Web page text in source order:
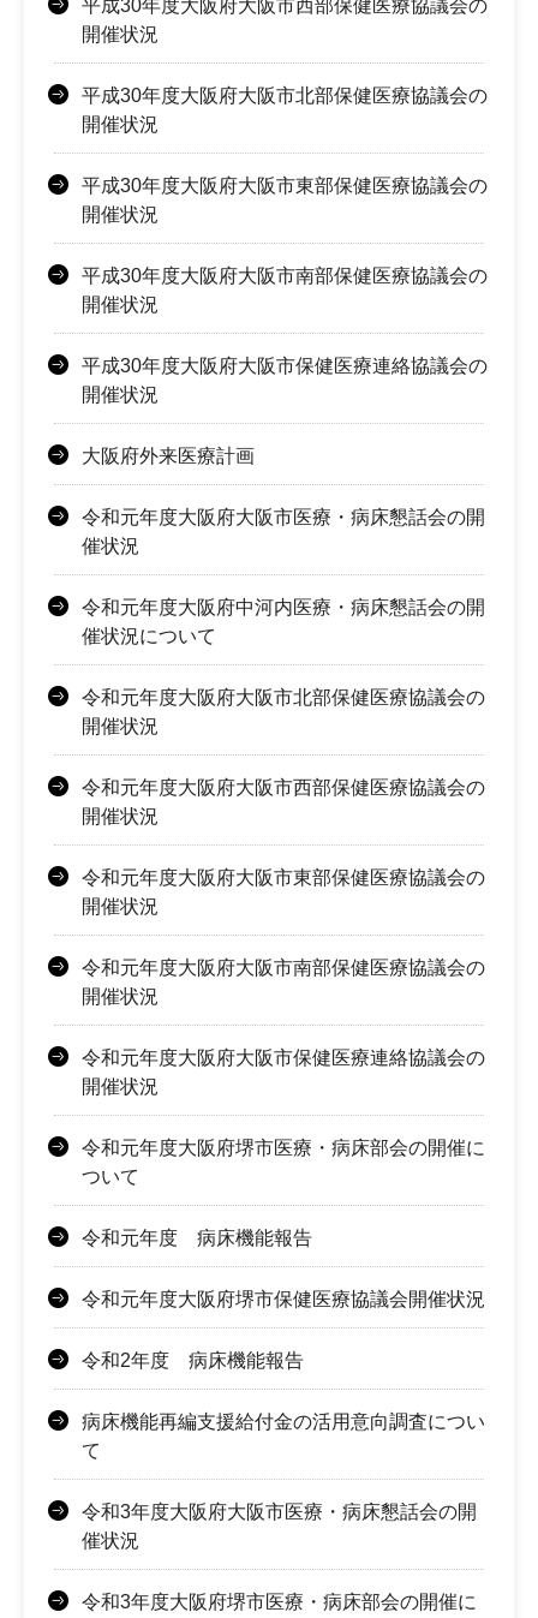
平成30年度大阪府大阪市西部保健医療協議会の
開催状況
平成30年度大阪府大阪市北部保健医療協議会の
開催状況
平成30年度大阪府大阪市東部保健医療協議会の
開催状況
平成30年度大阪府大阪市南部保健医療協議会の
開催状況
平成30年度大阪府大阪市保健医療連絡協議会の
開催状況
大阪府外来医療計画
令和元年度大阪府大阪市医療・病床懇話会の開
催状況
令和元年度大阪府中河内医療・病床懇話会の開
催状況について
令和元年度大阪府大阪市北部保健医療協議会の
開催状況
令和元年度大阪府大阪市西部保健医療協議会の
開催状況
令和元年度大阪府大阪市東部保健医療協議会の
開催状況
令和元年度大阪府大阪市南部保健医療協議会の
開催状況
令和元年度大阪府大阪市保健医療連絡協議会の
開催状況
令和元年度大阪府堺市医療・病床部会の開催に
ついて
令和元年度 病床機能報告
令和元年度大阪府堺市保健医療協議会開催状況
令和2年度 病床機能報告
病床機能再編支援給付金の活用意向調査につい
て
令和3年度大阪府大阪市医療・病床懇話会の開
催状況
令和3年度大阪府堺市医療・病床部会の開催に